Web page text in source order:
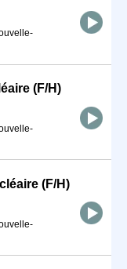
(F/H)
(F/H)